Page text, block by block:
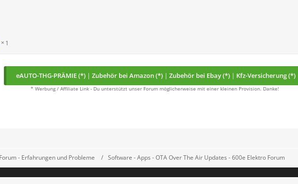
1
eAUTO-THG-PRÄMIE (*) | Zubehör bei Amazon (*) | Zubehör bei Ebay (*) | Kfz-Versicherung (*)
* Werbung / Affiliate Link - Du unterstützt unser Forum möglicherweise mit einer kleinen Provision. Danke!
- Erfahrungen und Probleme Software - Apps - OTA Over The Air Updates - 600e Elektro Forum